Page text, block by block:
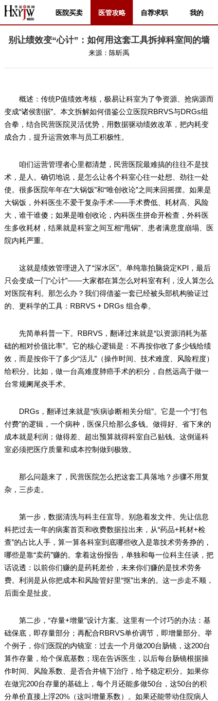
医院买卖 医管攻略 自荐求职 我的
别让绩效变“心计”：如何用这套工具拆掉科室间的墙
来源： 陈昕禹
概述：传统P值绩效考核，极易让科室为了争资源、抢病源而
变成“诸侯割据”。本文拆解如何借鉴公立医院RBRVS与DRGs组
合拳，结合民营医院灵活优势，用数据驱动绩效改革，把内耗变
成合力，提升运营效率与员工积极性。
咱们运营管理者心里都清楚，民营医院最难搞的往往不是技
术，是人。确切地说，是怎么让各个科室心往一处想、劲往一处
使。很多医院年年在“大锅饭”和“唯创收论”之间来回摇摆。如果是
大锅饭，外科医生不爱干复杂手术——手术费低、耗材高、风险
大，谁干谁傻；如果是唯创收论，内科医生拼命开检查，外科医
生多收耗材，结果就是科室之间互相“甩锅”、患者满意度崩塌、医
院内耗严重。
这就是绩效管理进入了“深水区”。单纯靠拍脑袋定KPI，最后
只会变成一门“心计”——大家都在算怎么对科室有利，没人算怎么
对医院有利。那怎么办？我们得借鉴一套已经被头部机构验证过
的、更科学的工具：RBRVS + DRGs 组合拳。
先简单科普一下。RBRVS，翻译过来就是“以资源消耗为基
础的相对价值比率”。它的核心逻辑是：不再按你收了多少钱给绩
效，而是按你干了多少“活儿”（操作时间、技术难度、风险程度）
给积分。比如，做一台高难度肺癌手术的积分，自然远高于做一
台常规阑尾炎手术。
DRGs，翻译过来就是“疾病诊断相关分组”。它是一个“打包
付费”的逻辑，一个病种，医保只给那么多钱。做得好、省下来的
成本就是利润；做得差、超出预算就得科室自己贴钱。这倒逼科
室必须把医疗质量和成本控制做到极致。
那么问题来了，民营医院怎么把这套工具落地？步骤不用复
杂，三步走。
第一步，数据清洗与科主任宣导。别急着发文件。先让信息
科把过去一年的病案首页和收费数据拉出来，从“药品+耗材+检
查”的占比人手，算一算各科室到底哪些收入是靠技术劳务挣的，
哪些是靠“卖药”赚的。拿着这份报告，单独和每一位科主任谈，把
话说透：以前你们赚的是药耗差价，未来你们赚的是技术劳务
费。利润是从你把成本和风险管好里“抠”出来的。这一步走不顺，
后面全是扯皮。
第二步，“存量+增量”设计方案。这里有一个讨巧的办法：基
础保底，即存量部分；再配合RBRVS单价调节，即增量部分。举
个例子，你们医院的内镜室：过去一个月做200台肠镜，这200台
算作存量，给个保底基数；现在告诉医生，以后每台肠镜根据操
作时间、风险系数、是否合并镜下治疗，给予稳定积分。如果你
在做完200台存量的基础上，每个月还能多做50台，这50台的积
分单价直接上浮20%（这叫增量系数）。如果还能带动住院病人